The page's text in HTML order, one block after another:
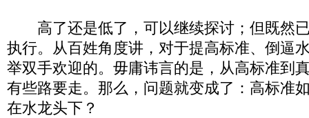
高了还是低了，可以继续探讨；但既然
执行。从百姓角度讲，对于提高标准、倒逼
举双手欢迎的。毋庸讳言的是，从高标准到
有些路要走。那么，问题就变成了：高标准
在水龙头下？